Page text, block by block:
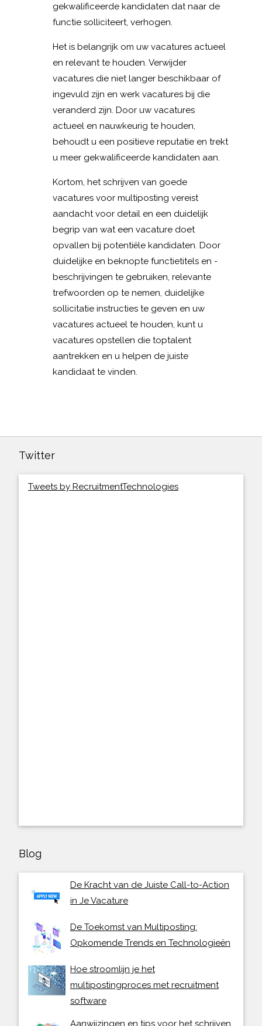
gekwalificeerde kandidaten dat naar de
functie solliciteert, verhogen.
Het is belangrijk om uw vacatures actueel
en relevant te houden. Verwijder
vacatures die niet langer beschikbaar of
ingevuld zijn en werk vacatures bij die
veranderd zijn. Door uw vacatures
actueel en nauwkeurig te houden,
behoudt u een positieve reputatie en trekt
u meer gekwalificeerde kandidaten aan.
Kortom, het schrijven van goede
vacatures voor multiposting vereist
aandacht voor detail en een duidelijk
begrip van wat een vacature doet
opvallen bij potentiële kandidaten. Door
duidelijke en beknopte functietitels en -
beschrijvingen te gebruiken, relevante
trefwoorden op te nemen, duidelijke
sollicitatie instructies te geven en uw
vacatures actueel te houden, kunt u
vacatures opstellen die toptalent
aantrekken en u helpen de juiste
kandidaat te vinden.
Twitter
Tweets by RecruitmentTechnologies
Blog
De Kracht van de Juiste Call-to-Action
in Je Vacature
De Toekomst van Multiposting:
Opkomende Trends en Technologieën
Hoe stroomlijn je het
multipostingproces met recruitment
software
Aanwijzingen en tips voor het schrijven